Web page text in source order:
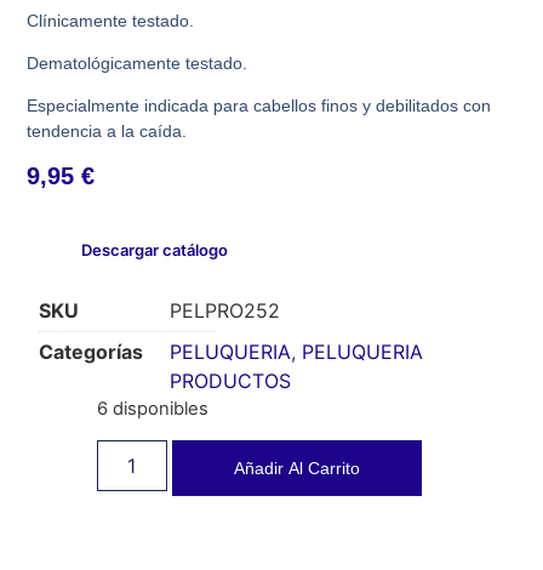
Clínicamente testado.
Dematológicamente testado.
Especialmente indicada para cabellos finos y debilitados con
tendencia a la caída.
9,95€
Descargar catálogo
SKU
PELPRO252
Categorías
PELUQUERIA, PELUQUERIA
PRODUCTOS
6 disponibles
Añadir Al Carrito